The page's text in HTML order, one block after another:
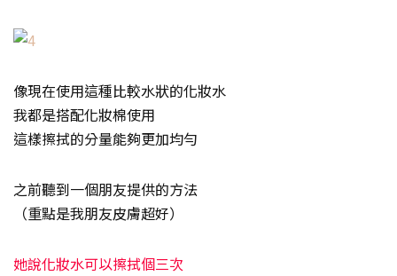
像現在使用這種比較水狀的化妝水
我都是搭配化妝棉使用
這樣擦拭的分量能夠更加均勻
之前聽到一個朋友提供的方法
（重點是我朋友皮膚超好）
她說化妝水可以擦拭個三次